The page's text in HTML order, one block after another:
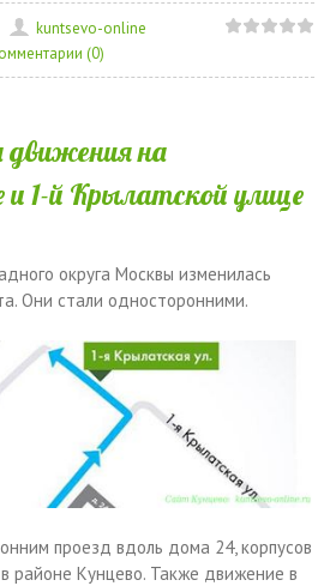
kuntsevo-online
(0)
на
и 1-й Крылатской улице
округа Москвы изменилась
Они стали односторонними.
проезд вдоль дома 24, корпусов
районе Кунцево. Также движение в